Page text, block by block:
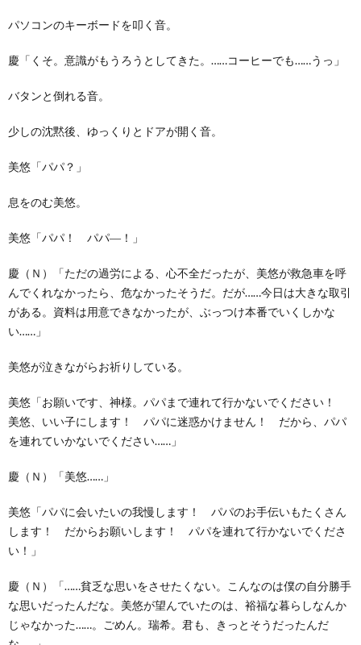
パソコンのキーボードを叩く音。
慶「くそ。意識がもうろうとしてきた。……コーヒーでも……うっ」
バタンと倒れる音。
少しの沈黙後、ゆっくりとドアが開く音。
美悠「パパ？」
息をのむ美悠。
美悠「パパ！ パパ―！」
慶（Ｎ）「ただの過労による、心不全だったが、美悠が救急車を呼
んでくれなかったら、危なかったそうだ。だが……今日は大きな取引
がある。資料は用意できなかったが、ぶっつけ本番でいくしかな
い……」
美悠が泣きながらお祈りしている。
美悠「お願いです、神様。パパまで連れて行かないでください！
美悠、いい子にします！ パパに迷惑かけません！ だから、パパ
を連れていかないでください……」
慶（Ｎ）「美悠……」
美悠「パパに会いたいの我慢します！ パパのお手伝いもたくさん
します！ だからお願いします！ パパを連れて行かないでくださ
い！」
慶（Ｎ）「……貧乏な思いをさせたくない。こんなのは僕の自分勝手
な思いだったんだな。美悠が望んでいたのは、裕福な暮らしなんか
じゃなかった……。ごめん。瑞希。君も、きっとそうだったんだ